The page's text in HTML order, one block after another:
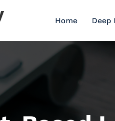
Home Deep